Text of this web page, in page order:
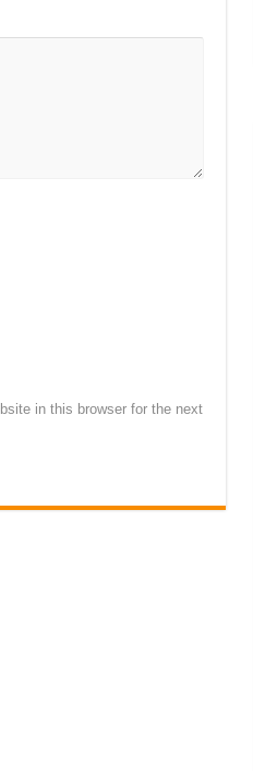
in this browser for the next